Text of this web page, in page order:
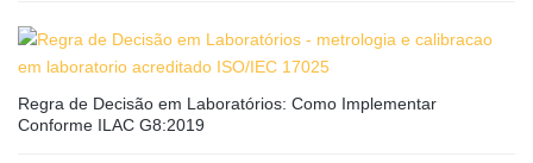
Regra de Decisão em Laboratórios: Como Implementar
Conforme ILAC G8:2019